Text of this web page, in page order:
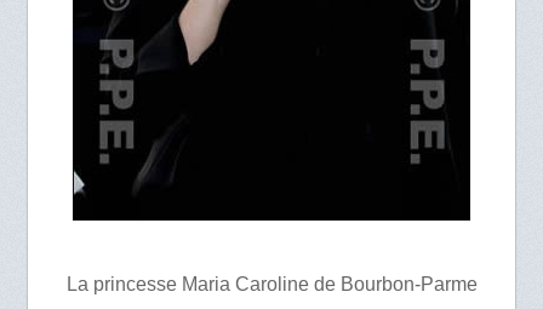
La princesse Maria Caroline de Bourbon-Parme